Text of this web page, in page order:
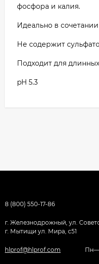
фосфора и калия.
Идеально в
Не содержит
Подходит для
pH 5.3
8 (800) 550-17-86
г. Железнодрожный, ул.
г. Мытищи ул. Мира, с51
hlprof@hlprof.com